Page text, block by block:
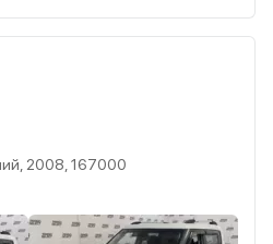
2008, 167000